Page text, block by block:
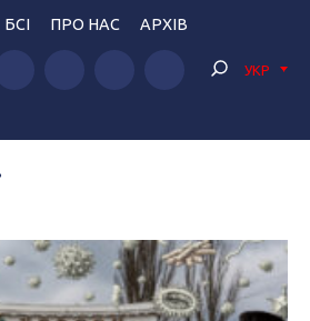
БСІ ПРО НАС АРХІВ
УКР